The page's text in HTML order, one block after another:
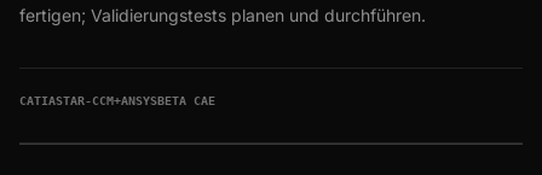
fertigen; Validierungstests planen und durchführen.
CATIASTAR-CCM+ANSYSBETA CAE